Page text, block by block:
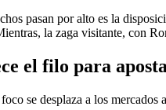
pasan por alto es la
la zaga visitante, con
el filo para
se desplaza a los